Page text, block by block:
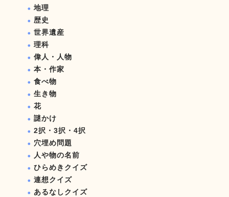
地理
歴史
世界遺産
理科
偉人・人物
本・作家
食べ物
生き物
花
謎かけ
2択・3択・4択
穴埋め問題
人や物の名前
ひらめきクイズ
連想クイズ
あるなしクイズ